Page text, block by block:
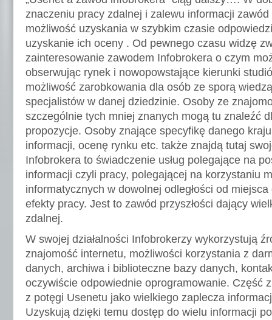
znaczeniu pracy zdalnej i zalewu informacji
możliwość uzyskania w szybkim czasie
uzyskanie ich oceny . Od pewnego czasu widzę
zainteresowanie zawodem Infobrokera o czym
obserwując rynek i nowopowstające kierunki
możliwość zarobkowania dla osób ze sporą
specjalistów w danej dziedzinie. Osoby ze
szczególnie tych mniej znanych mogą tu znaleźć
propozycje. Osoby znające specyfikę danego
informacji, ocenę rynku etc. także znajdą tutaj
Infobrokera to świadczenie usług polegające na
informacji czyli pracy, polegającej na korzystaniu
informatycznych w dowolnej odległości od
efekty pracy. Jest to zawód przyszłości dający
zdalnej.
W swojej działalności Infobrokerzy wykorzystują
znajomość internetu, możliwości korzystania z
danych, archiwa i biblioteczne bazy danych,
oczywiście odpowiednie oprogramowanie. Część
z potęgi Usenetu jako wielkiego zaplecza
Uzyskują dzięki temu dostęp do wielu informacji